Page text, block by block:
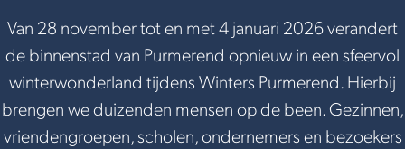
gVan 28 november tot en met 4 januari 2026 verandert
de binnenstad van Purmerend opnieuw in een sfeervol
winterwonderland tijdens Winters Purmerend. Hierbij
brengen we duizenden mensen op de been. Gezinnen,
vriendengroepen, scholen, ondernemers en bezoekers